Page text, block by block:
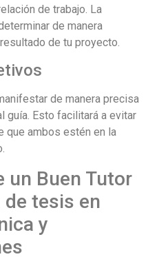
de trabajo. La
de manera
de tu proyecto.
de manera precisa
guía. Esto facilitará a evitar
que ambos estén en la
un Buen Tutor
de tesis en
y